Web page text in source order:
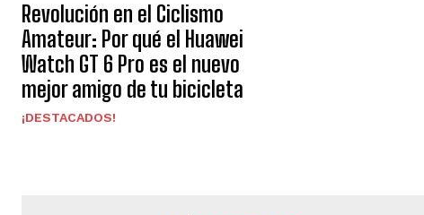
Revolución en el Ciclismo
Amateur: Por qué el Huawei
Watch GT 6 Pro es el nuevo
mejor amigo de tu bicicleta
¡DESTACADOS!